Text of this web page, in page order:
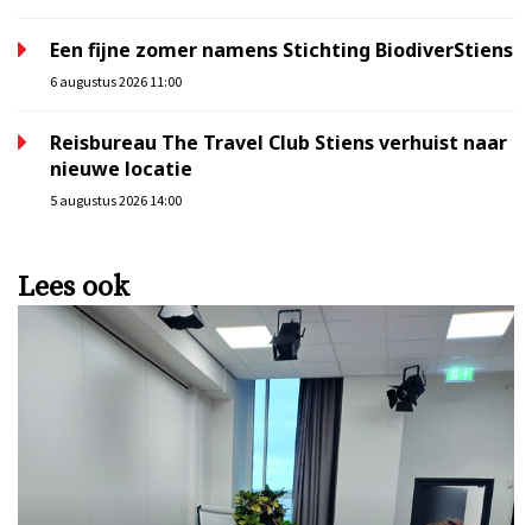
Een fijne zomer namens Stichting BiodiverStiens
6 augustus 2026 11:00
Reisbureau The Travel Club Stiens verhuist naar
nieuwe locatie
5 augustus 2026 14:00
Lees ook